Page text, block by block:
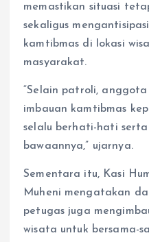
memastikan situasi
sekaligus
kamtibmas di lokasi
masyarakat.
“Selain patroli,
imbauan kamtibmas
selalu berhati-hati
bawaannya,” ujarnya.
Sementara itu, Kasi
Muheni mengatakan
petugas juga
wisata untuk bersama-